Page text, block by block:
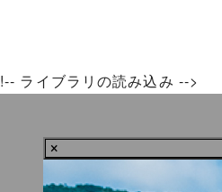
!-- ライブラリの読み込み -->
×